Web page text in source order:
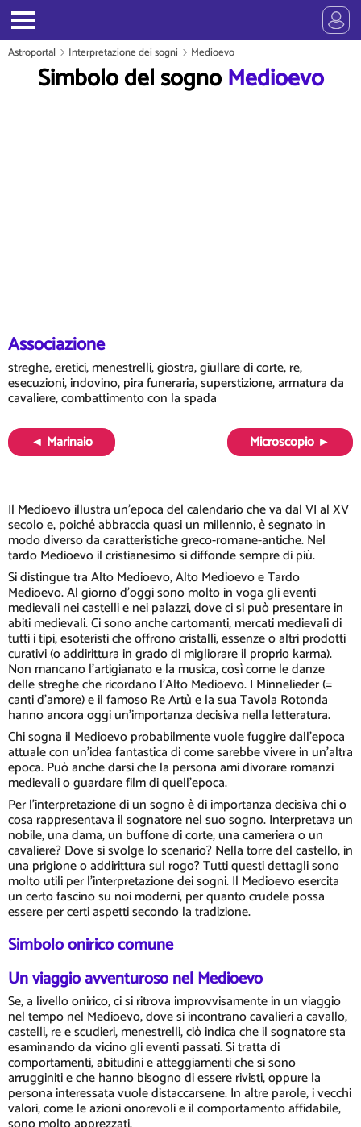
Astroportal Interpretazione dei sogni Medioevo
Simbolo del sognoMedioevo
Associazione
streghe, eretici, menestrelli, giostra, giullare di corte, re,
esecuzioni, indovino, pira funeraria, superstizione, armatura da
cavaliere, combattimento con la spada
◄ Marinaio
Microscopio ►
Il Medioevo illustra un'epoca del calendario che va dal VI al XV
secolo e, poiché abbraccia quasi un millennio, è segnato in
modo diverso da caratteristiche greco-romane-antiche. Nel
tardo Medioevo il cristianesimo si diffonde sempre di più.
Si distingue tra Alto Medioevo, Alto Medioevo e Tardo
Medioevo. Al giorno d'oggi sono molto in voga gli eventi
medievali nei castelli e nei palazzi, dove ci si può presentare in
abiti medievali. Ci sono anche cartomanti, mercati medievali di
tutti i tipi, esoteristi che offrono cristalli, essenze o altri prodotti
curativi (o addirittura in grado di migliorare il proprio karma).
Non mancano l'artigianato e la musica, così come le danze
delle streghe che ricordano l'Alto Medioevo. I Minnelieder (=
canti d'amore) e il famoso Re Artù e la sua Tavola Rotonda
hanno ancora oggi un'importanza decisiva nella letteratura.
Chi sogna il Medioevo probabilmente vuole fuggire dall'epoca
attuale con un'idea fantastica di come sarebbe vivere in un'altra
epoca. Può anche darsi che la persona ami divorare romanzi
medievali o guardare film di quell'epoca.
Per l'interpretazione di un sogno è di importanza decisiva chi o
cosa rappresentava il sognatore nel suo sogno. Interpretava un
nobile, una dama, un buffone di corte, una cameriera o un
cavaliere? Dove si svolge lo scenario? Nella torre del castello, in
una prigione o addirittura sul rogo? Tutti questi dettagli sono
molto utili per l'interpretazione dei sogni. Il Medioevo esercita
un certo fascino su noi moderni, per quanto crudele possa
essere per certi aspetti secondo la tradizione.
Simbolo onirico comune
Un viaggio avventuroso nel Medioevo
Se, a livello onirico, ci si ritrova improvvisamente in un viaggio
nel tempo nel Medioevo, dove si incontrano cavalieri a cavallo,
castelli, re e scudieri, menestrelli, ciò indica che il sognatore sta
esaminando da vicino gli eventi passati. Si tratta di
comportamenti, abitudini e atteggiamenti che si sono
arrugginiti e che hanno bisogno di essere rivisti, oppure la
persona interessata vuole distaccarsene. In altre parole, i vecchi
valori, come le azioni onorevoli e il comportamento affidabile,